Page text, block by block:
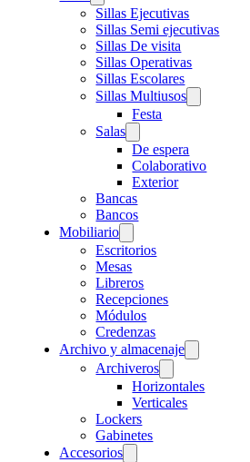
Sillas Ejecutivas
Sillas Semi ejecutivas
Sillas De visita
Sillas Operativas
Sillas Escolares
Sillas Multiusos
Festa
Salas
De espera
Colaborativo
Exterior
Bancas
Bancos
Mobiliario
Escritorios
Mesas
Libreros
Recepciones
Módulos
Credenzas
Archivo y almacenaje
Archiveros
Horizontales
Verticales
Lockers
Gabinetes
Accesorios